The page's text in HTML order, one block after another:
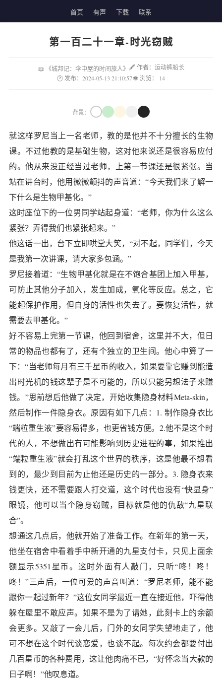
首页 有声 下载 联系
第一百二十一章-时光窃贼
📖 《城邦记：伞中屋的时间旅人》 🖋 作者：运动裤船长
🕐 发布：2024-05-13 21:10:57👁 浏览： 14
背景：
就这样罗尼当上一名老师，教的是他并不十分擅长的生物
课。不过他教的是基础生物，这对他来说还是很容易应付
的。他从来没正经当过老师，上第一节课还是很紧张。当
站在讲台时，他用微微颤抖的声音道：“今天我们来了解一
下什么是生物甲基化。”
这时座位下的一位男同学站起身道：“老师，你为什么这么
紧张？弄得我们也紧张起来。”
他这话一出，台下立即哄堂大笑，“对不起，同学们，今天
是我第一次讲课，请大家多包涵。”
罗尼接着道：“生物甲基化就是在不饱合基团上加入甲基，
可防止其他分子加入，发生加成，氧化等反应。总之，它
能起保护作用，但自身的活性也失去了。要恢复活性，就
需要去甲基化。”
好不容易上完第一节课，他回到宿舍，这里并不大，但日
常的物品也都有了，还有个独立的卫生间。他心中算了一
下：“当老师每月有三千星币的收入，如果要靠它赚到能造
出时光机的钱这辈子是不可能的，所以只能另想法子来赚
钱。”思前想后他做了决定，开始收集隐身材料Meta-skin，
然后制作一件隐身衣。原因有如下几点：1. 制作隐身衣比
“端粒重生液”要容易得多，也更省钱方便。2.他不是这个时
代的人，不想做出有可能影响到历史进程的事，如果推出
“端粒重生液”就会打乱这个世界的秩序，这是他最不想看
到的，最少到目前为止他还是历史的一部分。3. 隐身衣来
钱更快，还不需要跟人打交道，这个时代也没有“快显身”
眼镜，他可以当个隐身窃贼，目标就是他的仇敌“九星联
合”。
想通这几点后，他就开始了准备工作。在新年的第一天，
他坐在宿舍中看着手中新开通的九星支付卡，只见上面余
额显示5351星币。这时外面有人敲门，只听“咚！咚！
咚！”三声后，一位可爱的声音叫道：“罗尼老师，能不能
跟你一起过新年？”这位女同学最近一直在接近他，吓得他
躲在屋里不敢应声。如果不是为了请她，此刻卡上的余额
会更多。又敲了一会儿后，门外的女同学失望地走了，他
可不想在这个时代谈恋爱，也谈不起。每次约会都要付出
几百星币的各种费用，这让他肉痛不已，“好怀念当大款的
日子啊！”他叹息道。